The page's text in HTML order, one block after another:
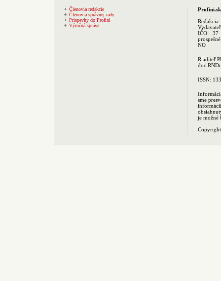
Členovia redakcie
Členovia správnej rady
Príspevky do Profini
Výročná správa
Profini.sk
Redakcia:
IČO: 37
NO
Riaditeľ
ISSN:
sme
je možné